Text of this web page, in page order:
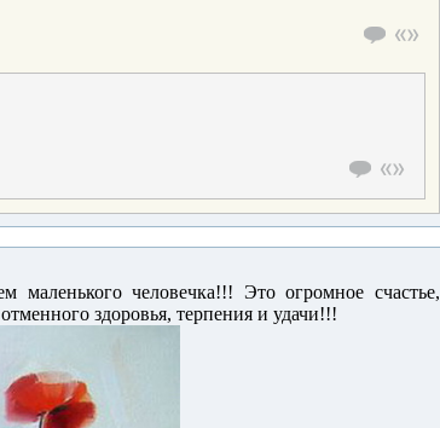
человечка!!! Это огромное счастье,
здоровья, терпения и удачи!!!